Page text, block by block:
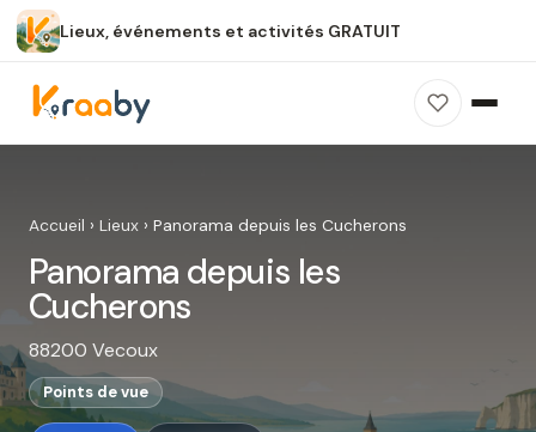
Lieux, événements et activités GRATUIT
spot dans Kraaby.
Ouvrir dans Kraaby
Accueil › Lieux › Panorama depuis les Cucherons
Panorama depuis les
Cucherons
88200 Vecoux
Points de vue